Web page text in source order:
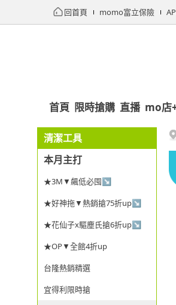
回首頁 momo富立保險
首頁 限時搶購 直播 mo店
清潔工具
本月主打
★3M▼飆低必囤↘
★好神拖▼熱銷搶75折up↘
★花仙子x驅塵氏搶6折up↘
★OP▼全館4折up
台隆熱銷精選
宜得利限時搶